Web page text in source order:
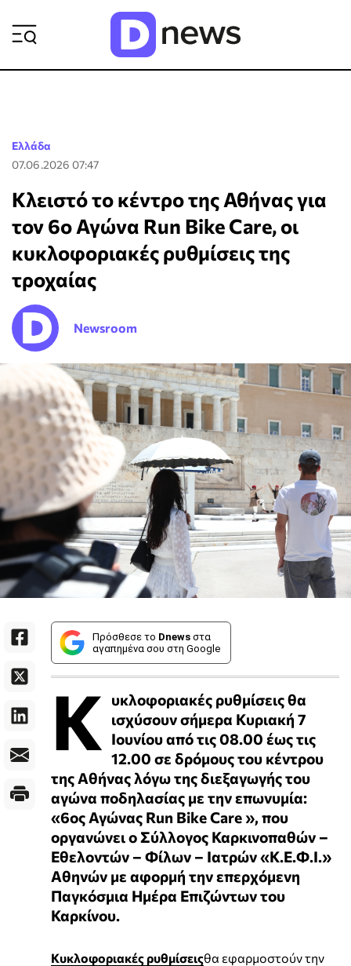
Ελλάδα
07.06.2026 07:47
Κλειστό το κέντρο της Αθήνας για
τον 6ο Αγώνα Run Bike Care, οι
κυκλοφοριακές ρυθμίσεις της
τροχαίας
Newsroom
Πρόσθεσε το Dnews στα
αγαπημένα σου στη Google
Κ υκλοφοριακές ρυθμίσεις θα
ισχύσουν σήμερα Κυριακή 7
Ιουνίου από τις 08.00 έως τις
12.00 σε δρόμους του κέντρου
της Αθήνας λόγω της διεξαγωγής του
αγώνα ποδηλασίας με την επωνυμία:
«6ος Αγώνας Run Bike Care », που
οργανώνει ο Σύλλογος Καρκινοπαθών –
Εθελοντών – Φίλων – Ιατρών «Κ.Ε.Φ.Ι.»
Αθηνών με αφορμή την επερχόμενη
Παγκόσμια Ημέρα Επιζώντων του
Καρκίνου.
Κυκλοφοριακές ρυθμίσειςθα εφαρμοστούν την